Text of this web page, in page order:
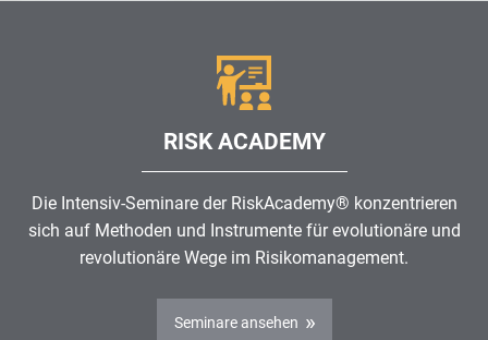
RISK ACADEMY
Die Intensiv-Seminare der RiskAcademy® konzentrieren
sich auf Methoden und Instrumente für evolutionäre und
revolutionäre Wege im Risikomanagement.
Seminare ansehen